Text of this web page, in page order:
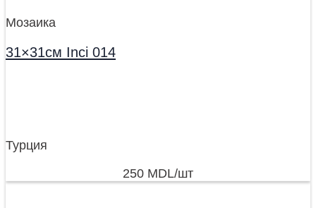
Мозаика
31×31см Inci 014
Турция
250 MDL/шт